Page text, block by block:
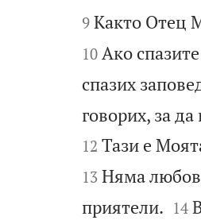


9 Както Отец
10 Ако
спазих
говорих, за
12 Тази е
13 Няма
приятели.
14